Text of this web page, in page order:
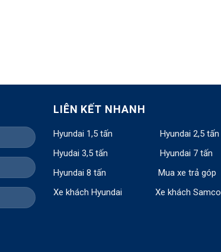
LIÊN KẾT NHANH
Hyundai 1,5 tấn
Hyundai 2,5 tấn
Hyudai 3,5 tấn
Hyundai 7 tấn
Hyundai 8 tấn
Mua xe trả góp
Xe khách Hyundai
Xe khách Samco